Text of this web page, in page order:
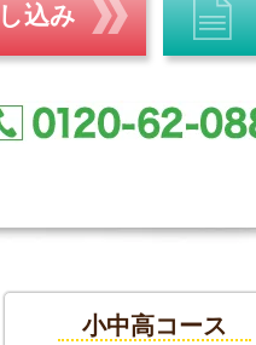
込み
小中高コース